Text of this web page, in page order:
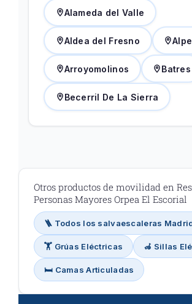
Alameda del Valle
Aldea del Fresno
Arroyomolinos Batres
Becerril De La Sierra
Otros productos de movilidad en
Personas Mayores Orpea El Escorial
🪜 Todos los salvaescaleras
🏋️ Grúas Eléctricas 🦽 Sillas
🛏️ Camas Articuladas